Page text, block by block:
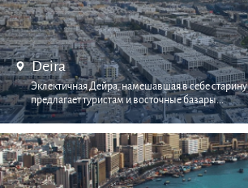
Deira
Эклектичная Дейра, намешавшая в себе
предлагает туристам и восточные базары...